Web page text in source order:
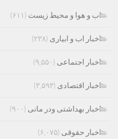
اب و هوا و محیط زیست (۶۱۱)
اخبار اب و ابیاری (۲۳۸)
اخبار اجتماعی (۹,۵۵۰)
اخبار اقتصادی (۳,۵۹۳)
اخبار بهداشتی ودر مانی (۹۰۰)
اخبار حقوقی (۶,۰۷۵)